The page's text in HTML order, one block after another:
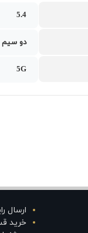
5.4
دو سیم
5G
ارسال
خرید